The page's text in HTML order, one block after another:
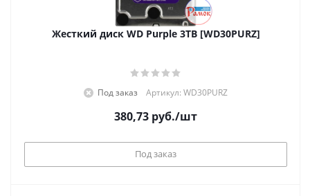
Жесткий диск WD Purple 3TB [WD30PURZ]
Под заказ Артикул: WD30PURZ
380,73 руб./шт
Под заказ